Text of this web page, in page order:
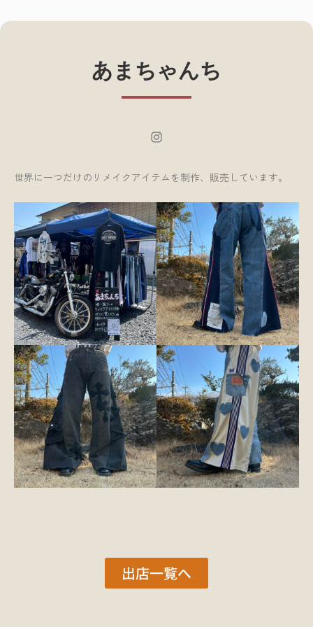
あまちゃんち
Instagram
世界に一つだけのリメイクアイテムを制作、販売しています。
出店一覧へ